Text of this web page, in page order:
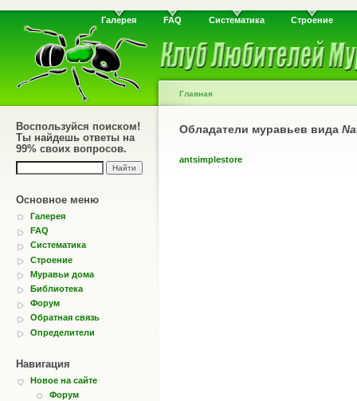
Галерея FAQ Систематика Строение
Воспользуйся поиском!
Ты найдешь ответы на
99% своих вопросов.
Основное меню
Галерея
FAQ
Систематика
Строение
Муравьи дома
Библиотека
Форум
Обратная связь
Определители
Навигация
Новое на сайте
Форум
Главная
Обладатели муравьев вида
antsimplestore